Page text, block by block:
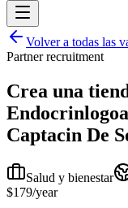
Volver a todas las
Partner recruitment
Crea una
Captacin De
Salud y bienestar
$179/year